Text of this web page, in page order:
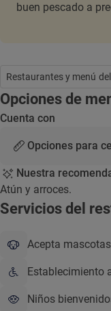
buen pescado a
Restaurantes y menú
Opciones de
Cuenta con
Opciones para
Nuestra
Atún y arroces.
Servicios del
Acepta mascotas
Establecimiento
Niños